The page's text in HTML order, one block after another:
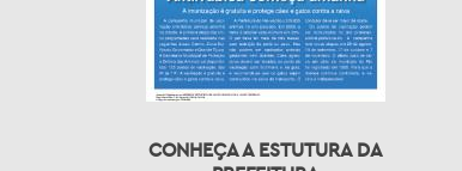
CONHEÇA A ESTUTURA DA